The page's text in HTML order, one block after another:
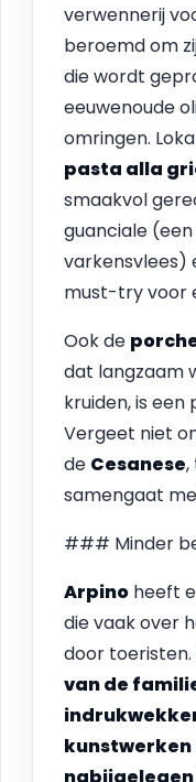
verwennerij
beroemd om
die wordt
eeuwenoude
omringen.
pasta alla
smaakvol
guanciale
varkensvlees)
must-try voor
Ook de
dat langzaam
kruiden, is een
Vergeet niet
de Cesanese,
samengaat
### Minder
Arpino heeft
die vaak over
door toeristen.
van de
kunstwerken
nabijgelegen